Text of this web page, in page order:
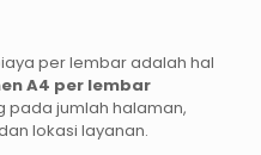
per lembar adalah hal
A4 per lembar
jumlah halaman,
lokasi layanan.